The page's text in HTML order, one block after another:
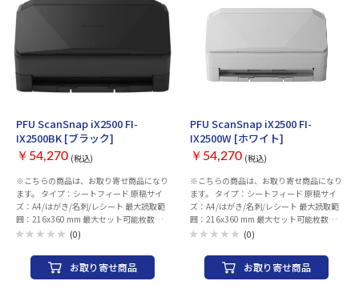
PFU ScanSnap iX2500 FI-
IX2500BK [ブラック]
￥54,270 (税込)
※こちらの商品は、お取り寄せ商品になり
ます。 タイプ：シートフィード 原稿サイ
ズ：A4/はがき/名刺/レシート 最大読取範
囲：216x360 mm 最大セット可能枚数：
100 枚 光学解像度：600 dpi 両面読み取
×1) 光源：RGB3色LED インターフェー
ス：USB3.2 Gen1 電源：AC 自動給紙方式
(ADF)：○ 重送検知機能：○ OCR(文字認
(0)
お取り寄せ商品
PFU ScanSnap iX2500 FI-
IX2500W [ホワイト]
￥54,270 (税込)
※こちらの商品は、お取り寄せ商品になり
ます。 タイプ：シートフィード 原稿サイ
ズ：A4/はがき/名刺/レシート 最大読取範
囲：216x360 mm 最大セット可能枚数：
100 枚 光学解像度：600 dpi 両面読み取
×1) 光源：RGB3色LED インターフェー
ス：USB3.2 Gen1 電源：AC 自動給紙方式
(ADF)：○ 重送検知機能：○ OCR(文字認
(0)
お取り寄せ商品